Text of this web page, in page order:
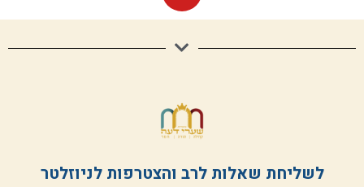
לשליחת שאלות לרב והצטרפות לניוזלטר